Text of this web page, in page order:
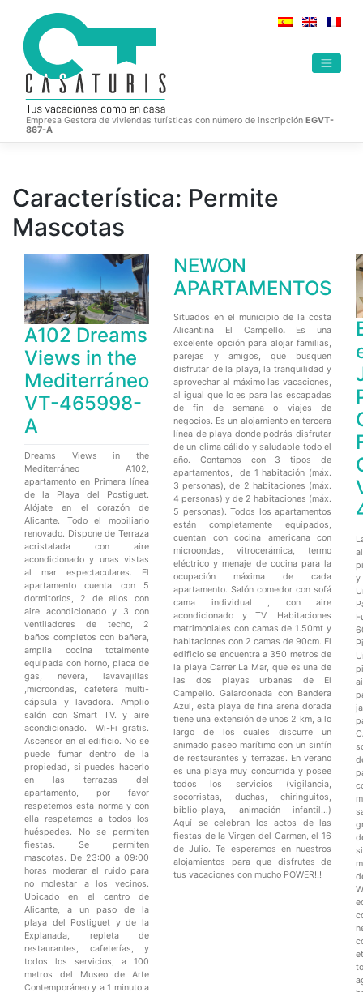
contenido
Empresa Gestora de viviendas turísticas con número de inscripción EGVT-
867-A
Característica: Permite
Mascotas
A102 Dreams
Views in the
Mediterráneo
VT-465998-
A
Dreams Views in the
Mediterráneo A102,
apartamento en Primera línea
de la Playa del Postiguet.
Alójate en el corazón de
Alicante. Todo el mobiliario
renovado. Dispone de Terraza
acristalada con aire
acondicionado y unas vistas
al mar espectaculares. El
apartamento cuenta con 5
dormitorios, 2 de ellos con
aire acondicionado y 3 con
ventiladores de techo, 2
baños completos con bañera,
amplia cocina totalmente
equipada con horno, placa de
gas, nevera, lavavajillas
,microondas, cafetera multi-
cápsula y lavadora. Amplio
salón con Smart TV. y aire
acondicionado. Wi-Fi gratis.
Ascensor en el edificio. No se
puede fumar dentro de la
propiedad, si puedes hacerlo
en las terrazas del
apartamento, por favor
respetemos esta norma y con
ella respetamos a todos los
huéspedes. No se permiten
fiestas. Se permiten
mascotas. De 23:00 a 09:00
horas moderar el ruido para
no molestar a los vecinos.
Ubicado en el centro de
Alicante, a un paso de la
playa del Postiguet y de la
Explanada, repleta de
restaurantes, cafeterías, y
todos los servicios, a 100
metros del Museo de Arte
Contemporáneo y a 1 minuto a
NEWON
APARTAMENTOS
Situados en el municipio de la costa
Alicantina El Campello. Es una
excelente opción para alojar familias,
parejas y amigos, que busquen
disfrutar de la playa, la tranquilidad y
aprovechar al máximo las vacaciones,
al igual que lo es para las escapadas
de fin de semana o viajes de
negocios. Es un alojamiento en tercera
línea de playa donde podrás disfrutar
de un clima cálido y saludable todo el
año. Contamos con 3 tipos de
apartamentos, de 1 habitación (máx.
3 personas), de 2 habitaciones (máx.
4 personas) y de 2 habitaciones (máx.
5 personas). Todos los apartamentos
están completamente equipados,
cuentan con cocina americana con
microondas, vitrocerámica, termo
eléctrico y menaje de cocina para la
ocupación máxima de cada
apartamento. Salón comedor con sofá
cama individual , con aire
acondicionado y TV. Habitaciones
matrimoniales con camas de 1.50mt y
habitaciones con 2 camas de 90cm. El
edificio se encuentra a 350 metros de
la playa Carrer La Mar, que es una de
las dos playas urbanas de El
Campello. Galardonada con Bandera
Azul, esta playa de fina arena dorada
tiene una extensión de unos 2 km, a lo
largo de los cuales discurre un
animado paseo marítimo con un sinfín
de restaurantes y terrazas. En verano
es una playa muy concurrida y posee
todos los servicios (vigilancia,
socorristas, duchas, chiringuitos,
biblio-playa, animación infantil…)
Aquí se celebran los actos de las
fiestas de la Virgen del Carmen, el 16
de Julio. Te esperamos en nuestros
alojamientos para que disfrutes de
tus vacaciones con mucho POWER!!!
y